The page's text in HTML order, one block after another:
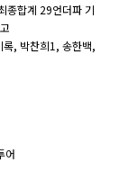
종합계 29언더파 기
록, 박찬희1, 송한백,
어